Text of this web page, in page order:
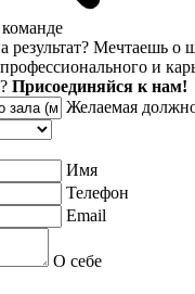
результат? Мечтаешь о
и
Присоединяйся к нам!
Желаемая
Имя
Телефон
Email
О себе